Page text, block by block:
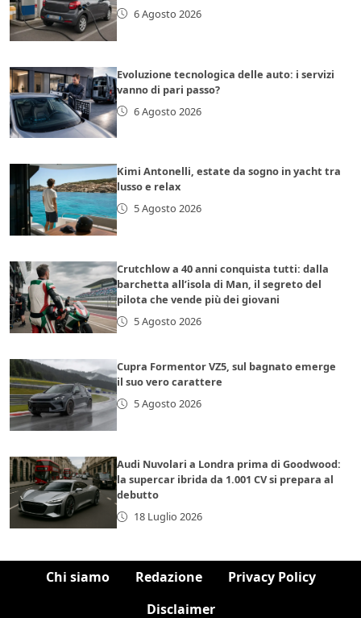
6 Agosto 2026
Evoluzione tecnologica delle auto: i servizi
vanno di pari passo?
6 Agosto 2026
Kimi Antonelli, estate da sogno in yacht tra
lusso e relax
5 Agosto 2026
Crutchlow a 40 anni conquista tutti: dalla
barchetta all’isola di Man, il segreto del
pilota che vende più dei giovani
5 Agosto 2026
Cupra Formentor VZ5, sul bagnato emerge
il suo vero carattere
5 Agosto 2026
Audi Nuvolari a Londra prima di Goodwood:
la supercar ibrida da 1.001 CV si prepara al
debutto
18 Luglio 2026
Chi siamo Redazione
Privacy Policy
Disclaimer